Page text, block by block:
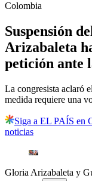
Colombia
Suspensión
Arizabaleta
petición ante
La congresista aclaró
medida requiere una
Siga a EL PAÍS en
noticias
Gloria Arizabaleta y